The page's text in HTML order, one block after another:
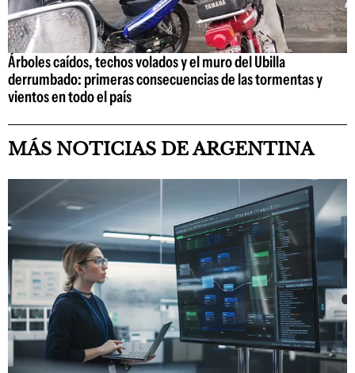
Árboles caídos, techos volados y el muro del Ubilla
derrumbado: primeras consecuencias de las tormentas y
vientos en todo el país
MÁS NOTICIAS DE ARGENTINA